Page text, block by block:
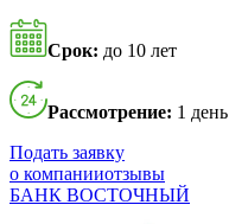
Срок: до 10 лет
Рассмотрение: 1 день
Подать заявку
о компанииотзывы
БАНК ВОСТОЧНЫЙ